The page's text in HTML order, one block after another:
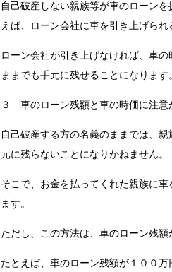
自己破産しない親族等が車のローン
えば、ローン会社に車を引き上げられ
ローン会社が引き上げなければ、車
ままでも手元に残せることになります
３ 車のローン残額と車の時価に注意
自己破産する方の名義のままでは、
元に残らないことになりかねません。
そこで、お金を払ってくれた親族に
ます。
ただし、この方法は、車のローン残
たとえば、車のローン残額が１００